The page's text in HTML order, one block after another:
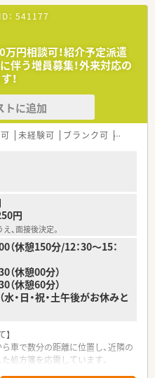
への配達は代表も行っていま
♪
教えてくださいます！
好で、疑義照会も気兼ねなく行え
しておりますので、1日9時間勤
せてシフトを組むことも可能で
着の調剤薬局！
同じ目線をお持ちです。
： 541177
円相談可！紹介予定派遣
伴う増員募集！外来対応の
！
トに追加
未経験可 ブランク可 転勤なし
円
、面接後決定。
休憩150分/12：30～15：
休憩00分）
憩60分）
・日・祝・土午後がお休みと
車で数分の距離に位置し、近隣の
処方箋を応需しています。